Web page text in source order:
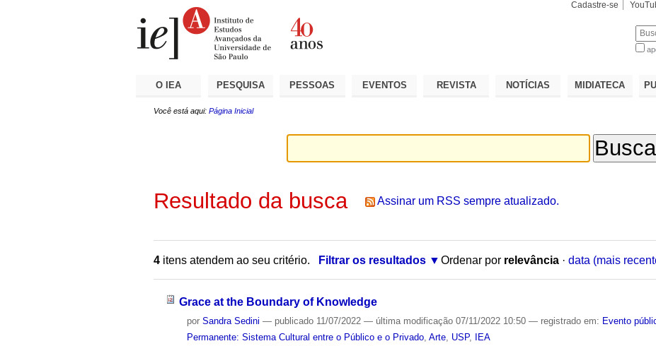
Cadastre-se
O IEA PESQUISA PESSOAS EVENTOS REVISTA NOTÍCIAS MIDIATECA
Você está aqui: Página Inicial
Resultado da busca Assinar um RSS sempre atualizado.
4 itens atendem ao seu critério. Filtrar os resultados Ordenar por relevância · data (mais
Grace at the Boundary of Knowledge
porSandra Sedini — publicado 11/07/2022— última modificação 07/11/2022 10:50— registrado em: Evento
Permanente: Sistema Cultural entre o Público e o Privado ,Arte USP, IEA